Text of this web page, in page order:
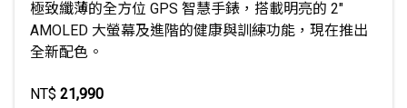
極致纖薄的全方位 GPS 智慧手錶，搭載明亮的 2″
AMOLED 大螢幕及進階的健康與訓練功能，現在推出
全新配色。
NT$ 21,990